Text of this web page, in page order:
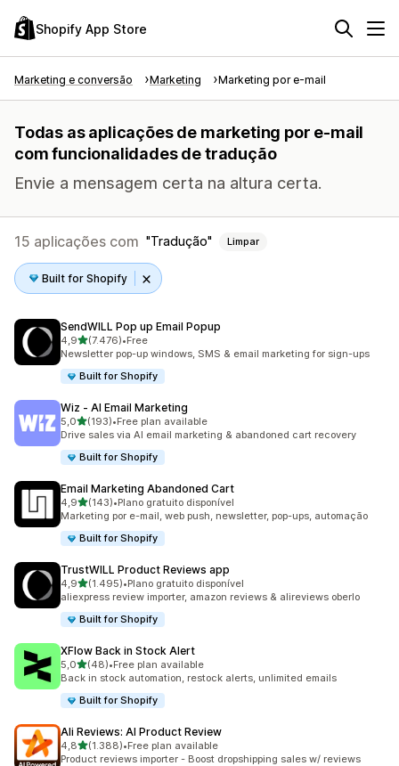
Shopify App Store
Marketing e conversão Marketing Marketing por e-mail
Todas as aplicações de marketing por e-mail
com funcionalidades de tradução
Envie a mensagem certa na altura certa.
15 aplicações com Tradução Limpar
Built for Shopify
SendWILL Pop up Email Popup
4,9de 5 estrelas
(7.476)
7476 total de avaliações
•Free
Newsletter pop-up windows, SMS & email marketing for sign-ups
Built for Shopify
Wiz ‑ AI Email Marketing
5,0de 5 estrelas
(193)
193 total de avaliações
•Free plan available
Drive sales via AI email marketing & abandoned cart recovery
Built for Shopify
Email Marketing Abandoned Cart
4,9de 5 estrelas
(143)
143 total de avaliações
•Plano gratuito disponível
Marketing por e-mail, web push, newsletter, pop-ups, automação
Built for Shopify
TrustWILL Product Reviews app
4,9de 5 estrelas
(1.495)
1495 total de avaliações
•Plano gratuito disponível
aliexpress review importer, amazon reviews & alireviews oberlo
Built for Shopify
XFlow Back in Stock Alert
5,0de 5 estrelas
(48)
48 total de avaliações
•Free plan available
Back in stock automation, restock alerts, unlimited emails
Built for Shopify
Ali Reviews: AI Product Review
4,8de 5 estrelas
(1.388)
1388 total de avaliações
•Free plan available
Product reviews importer - Boost dropshipping sales w/ reviews